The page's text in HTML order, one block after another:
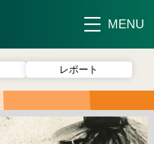
MENU
レポート